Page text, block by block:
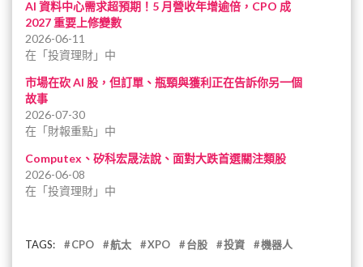
AI 資料中心需求超預期！5 月營收年增逾倍，CPO 成
2027 重要上修變數
2026-06-11
在「投資理財」中
市場在砍 AI 股，但訂單、瓶頸與獲利正在告訴你另一個
故事
2026-07-30
在「財報重點」中
Computex、矽科宏晟法說、面對大跌首選關注類股
2026-06-08
在「投資理財」中
TAGS: CPO 航太 XPO 台股 投資 機器人